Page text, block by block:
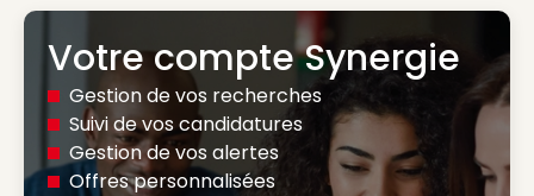
Votre compte Synergie
Gestion de vos recherches
Suivi de vos candidatures
Gestion de vos alertes
Offres personnalisées